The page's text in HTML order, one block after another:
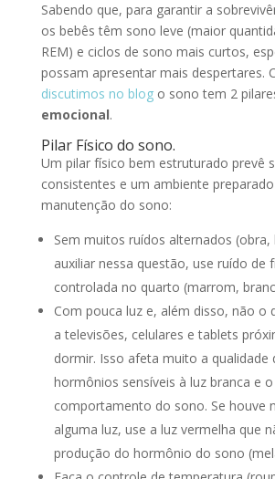
Sabendo que, para garantir a
os bebês têm sono leve (maior
REM) e ciclos de sono mais curtos,
possam apresentar mais despertares.
discutimos no blogo sono tem 2
emocional.
Pilar Físico do sono.
Um pilar físico bem estruturado prevê
consistentes e um ambiente
manutenção do sono:
Sem muitos ruídos alternados (obra,
auxiliar nessa questão, use ruído de
controlada no quarto (marrom,
Com pouca luz e, além disso, não o
a televisões, celulares e tablets
dormir. Isso afeta muito a qualidade
hormônios sensíveis à luz branca e o
comportamento do sono. Se houve
alguma luz, use a luz vermelha que
produção do hormônio do sono